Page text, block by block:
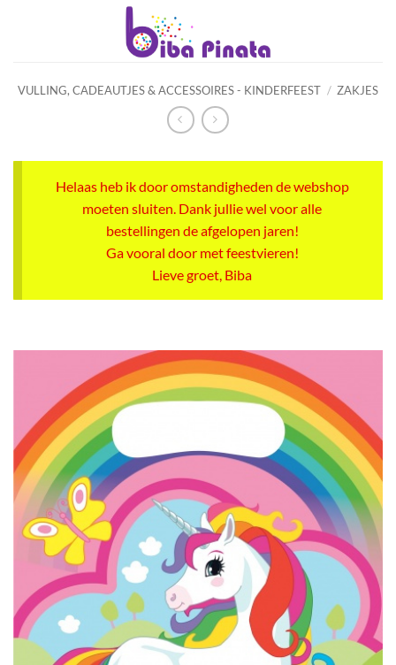
VULLING, CADEAUTJES & ACCESSOIRES - KINDERFEEST / ZAKJES
Helaas heb ik door omstandigheden de webshop
moeten sluiten. Dank jullie wel voor alle
bestellingen de afgelopen jaren!
Ga vooral door met feestvieren!
Lieve groet, Biba